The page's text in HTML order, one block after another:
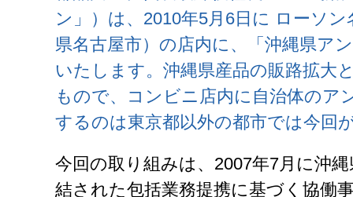
ン」）は、2010年5月6日に ローソ
県名古屋市）の店内に、「沖縄県ア
いたします。沖縄県産品の販路拡大
もので、コンビニ店内に自治体のア
するのは東京都以外の都市では今回
今回の取り組みは、2007年7月に沖
結された包括業務提携に基づく協働